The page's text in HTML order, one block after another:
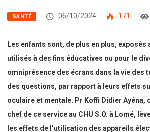
SANTÉ 06/10/2024 171
Les enfants sont, de plus en plus, exposés
utilisés à des fins éducatives ou pour le
omniprésence des écrans dans la vie des
des questions, par rapport à leurs effets
oculaire et mentale. Pr Koffi Didier
chef de ce service au CHU S.O. à Lomé,
les effets de l’utilisation des appareils